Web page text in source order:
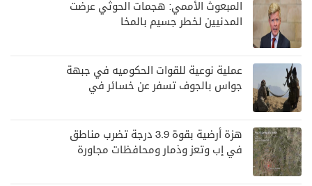
المبعوث الأممي: هجمات الحوثي عرضت
المدنيين لخطر جسيم بالمخا
عملية نوعية للقوات الحكوميه في جبهة
جواس بالجوف تسفر عن خسائر في
هزة أرضية بقوة 3.9 درجة تضرب مناطق
في إب وتعز وذمار ومحافظات مجاورة